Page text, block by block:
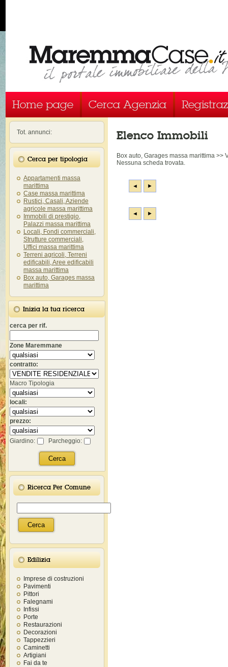
Home page Cerca Agenzia
Tot. annunci:
Cerca per tipologia
Appartamenti massa
marittima
Case massa marittima
Rustici, Casali, Aziende
agricole massa marittima
Immobili di prestigio,
Palazzi massa marittima
Locali, Fondi commerciali,
Strutture commerciali,
Uffici massa marittima
Terreni agricoli, Terreni
edificabili, Aree edificabili
massa marittima
Box auto, Garages massa
marittima
Inizia la tua ricerca
cerca per rif.
Zone Maremmane
contratto:
Macro Tipologia
locali:
prezzo:
Giardino: Parcheggio:
Ricerca Per Comune
Edilizia
Imprese di costruzioni
Pavimenti
Pittori
Falegnami
Infissi
Porte
Restaurazioni
Decorazioni
Tappezzieri
Caminetti
Artigiani
Fai da te
Elenco Immobili
Box auto, Garages massa marittima >>
Nessuna scheda trovata.
◄ ►
◄ ►